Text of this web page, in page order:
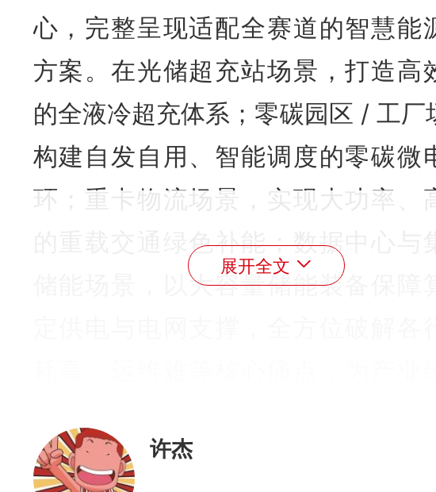
心，完整呈现适配全赛道的智慧能
方案。在光储超充站场景，打造高
的全液冷超充体系；零碳园区 / 工厂
构建自发自用、智能调度的零碳微
环；重卡物流场景，实现大功率、
的重载交通绿色补能；数据中心与
储能场景，以大容量储能装备保障
展会首日，星星充电多款年度重磅
展开全文
许杰